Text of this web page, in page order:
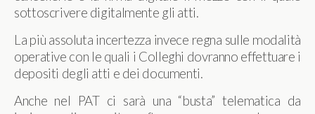
sottoscrivere digitalmente gli atti.
La più assoluta incertezza invece regna sulle modalità
operative con le quali i Colleghi dovranno effettuare i
depositi degli atti e dei documenti.
Anche nel PAT ci sarà una “busta” telematica da